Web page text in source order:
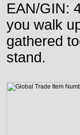
EAN/GIN:
you walk
gathered
stand.